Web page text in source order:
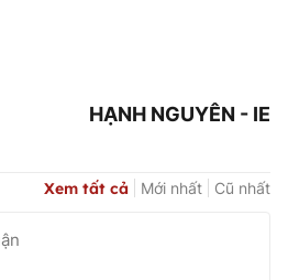
HẠNH NGUYÊN - IE
Xem tất cả Mới nhất Cũ nhất